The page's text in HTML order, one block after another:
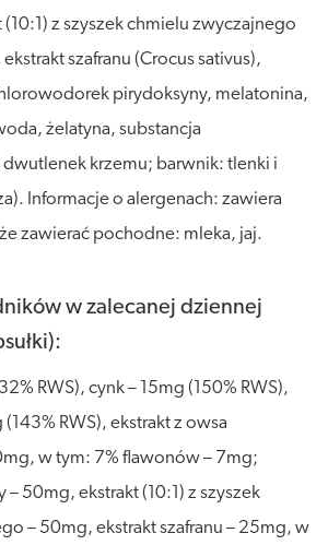
z szyszek chmielu zwyczajnego
szafranu (Crocus sativus),
pirydoksyny, melatonina,
żelatyna, substancja
krzemu; barwnik: tlenki i
Informacje o alergenach: zawiera
zawierać pochodne: mleka, jaj.
w zalecanej dziennej
RWS), cynk – 15mg (150% RWS),
RWS), ekstrakt z owsa
w tym: 7% flawonów – 7mg;
– 50mg, ekstrakt (10:1) z szyszek
– 50mg, ekstrakt szafranu – 25mg, w